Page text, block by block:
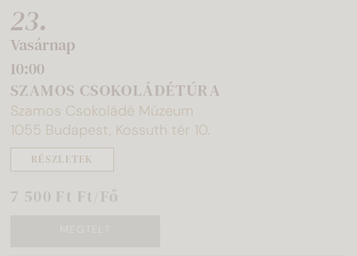
23.
Vasárnap
10:00
SZAMOS CSOKOLÁDÉTÚRA
Szamos Csokoládé Múzeum
1055 Budapest, Kossuth tér 10.
RÉSZLETEK
7 500 Ft Ft/Fő